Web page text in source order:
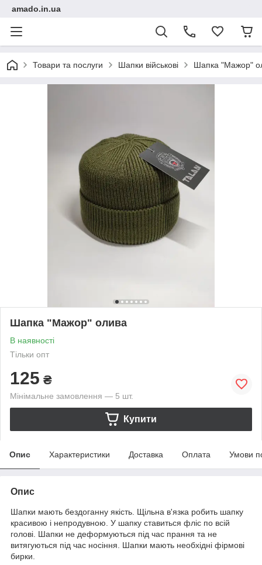
amado.in.ua
Товари та послуги Шапки військові Шапка "Мажор"
Шапка "Мажор" олива
В наявності
Тільки опт
125 ₴
Мінімальне замовлення — 5 шт.
Купити
Опис Характеристики Доставка Оплата Умови
Опис
Шапки мають бездоганну якість. Щільна в'язка робить шапку
красивою і непродувною. У шапку ставиться фліс по всій
голові. Шапки не деформуються під час прання та не
витягуються під час носіння. Шапки мають необхідні фірмові
бирки.